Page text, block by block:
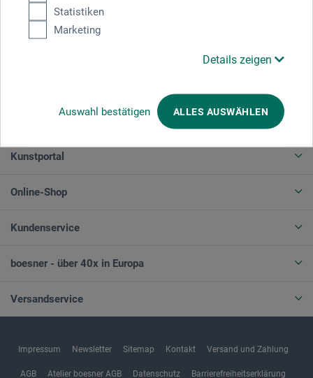
Statistiken
Marketing
Details zeigen
Auswahl bestätigen ALLES AUSWÄHLEN
Kunstportal
Online-Shop
Kundenservice
boesner - über 40x in Europa
Versandservice
Impressum Newsletter Sitemap Kontakt Versand und Zahlung
AGB Atelier boesner AGB Datenschutz Barrierefreiheitserklärung